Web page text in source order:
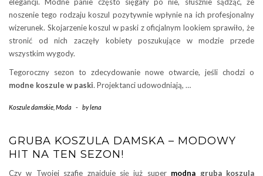
noszenie tego rodzaju koszul pozytywnie wpłynie na ich profesjonalny
wizerunek. Skojarzenie koszul w paski z oficjalnym lookiem sprawiło, że
stronić od nich zaczęły kobiety poszukujące w modzie przede
wszystkim wygody.
Tegoroczny sezon to zdecydowanie nowe otwarcie, jeśli chodzi o
modne koszule w paski. Projektanci udowodniają, …
Koszule damskie Moda - bylena
GRUBA KOSZULA DAMSKA – MODOWY
HIT NA TEN SEZON!
Czy w Twojej szafie znajduje się już super modna gruba koszula